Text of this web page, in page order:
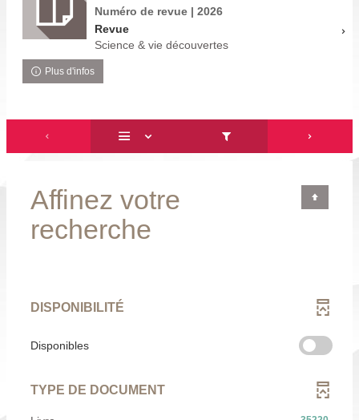
Numéro de revue | 2026
Revue
Science & vie découvertes
Plus d'infos
Affinez votre
recherche
DISPONIBILITÉ
Disponibles
-
ajouter
TYPE DE DOCUMENT